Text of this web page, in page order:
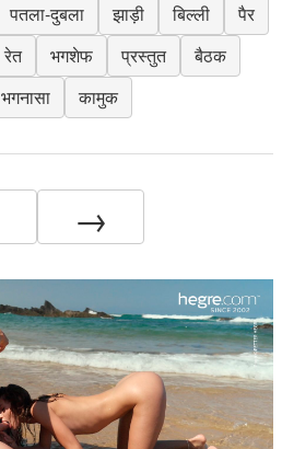
पतला-दुबला झाड़ी बिल्ली
पैर
रेत भगशेफ प्रस्तुत
बैठक
भगनासा
कामुक
→